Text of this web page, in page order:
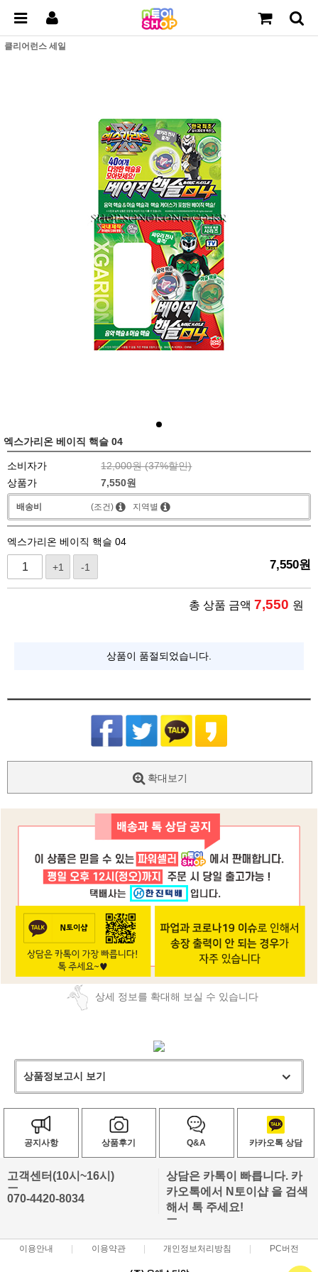
클리어런스 세일
엑스가리온 베이직 핵슬 04
소비자가 12,000원 (37%할인)
상품가
7,550원
배송비 (조건) 지역별
엑스가리온 베이직 핵슬 04
+1 -1 7,550원
총 상품 금액 7,550 원
상품이 품절되었습니다.
확대보기
상세 정보를 확대해 보실 수 있습니다
상품정보고시 보기
공지사항 상품후기 Q&A 카카오톡 상담
고객센터(10시~16시)
ㅡ
070-4420-8034
상담은 카톡이 빠릅니다. 카
카오톡에서 N토이샵 을 검색
해서 톡 주세요!
ㅡ
이용안내 이용약관 개인정보처리방침 PC버전